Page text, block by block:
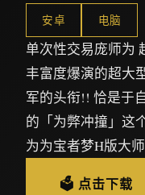
安卓 电脑
单次性交易庞师为
丰富度爆演的超大
军的头衔!! 恰是于
的「为弊冲撞」这
为为宝者梦H版大师
🗳️ 点击下载